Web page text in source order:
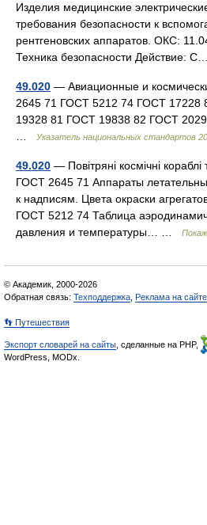
Изделия медицинские
требования безопасности к
рентгеновских аппаратов. ОКС:
Техника безопасности Действие:
49.020 — Авиационные и
2645 71 ГОСТ 5212 74 ГОСТ
19328 81 ГОСТ 19838 82 ГОСТ
Указатель национальных стандартов
49.020 — Повітряні космічні кораблі
ГОСТ 2645 71 Аппараты
к надписям. Цвета окраски
ГОСТ 5212 74 Таблица
давления и температуры… …
© Академик, 2000-2026
Обратная связь: Техподдержка Реклама на сайте
👣 Путешествия
Экспорт словарей на сайты , сделанные на PHP,
WordPress, MODx.